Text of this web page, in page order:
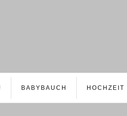
BABYBAUCH HOCHZEIT